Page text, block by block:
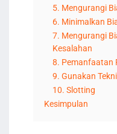
5. Mengurangi
6. Minimalkan
7. Mengurangi
Kesalahan
8. Pemanfaatan
9. Gunakan
10. Slotting
Kesimpulan